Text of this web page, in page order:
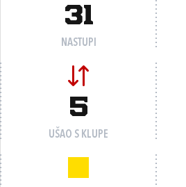
31
NASTUPI
5
UŠAO S KLUPE